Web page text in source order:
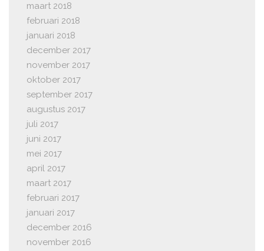
maart 2018
februari 2018
januari 2018
december 2017
november 2017
oktober 2017
september 2017
augustus 2017
juli 2017
juni 2017
mei 2017
april 2017
maart 2017
februari 2017
januari 2017
december 2016
november 2016